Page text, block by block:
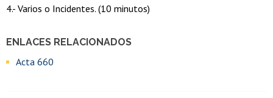
ENLACES RELACIONADOS
Acta 660
4.- Varios o Incidentes. (10 minutos)